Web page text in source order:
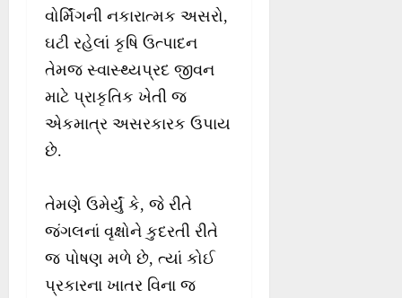
વોર્મિંગની નકારાત્મક અસરો,
ઘટી રહેલાં કૃષિ ઉત્પાદન
તેમજ સ્વાસ્થ્યપ્રદ જીવન
માટે પ્રાકૃતિક ખેતી જ
એકમાત્ર અસરકારક ઉપાય
છે.
તેમણે ઉમેર્યું કે, જે રીતે
જંગલનાં વૃક્ષોને કુદરતી રીતે
જ પોષણ મળે છે, ત્યાં કોઈ
પ્રકારના ખાતર વિના જ